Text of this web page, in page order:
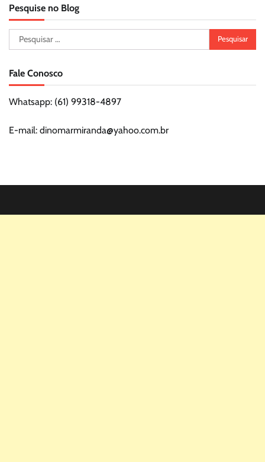
Pesquise no Blog
Pesquisar
por:
Fale Conosco
Whatsapp: (61) 99318-4897
E-mail: dinomarmiranda@yahoo.com.br